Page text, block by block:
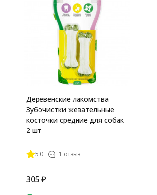
Деревенские лакомства
Зубочистки жевательные
косточки средние для собак
2 шт
5.0 1 отзыв
305 ₽